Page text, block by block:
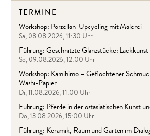
TERMINE
Workshop: Porzellan-Upcycling mit Malerei
Sa, 08.08.2026, 11:30 Uhr
Führung: Geschnitzte Glanzstücke: Lackkunst
So, 09.08.2026, 12:00 Uhr
Workshop: Kamihimo – Geflochtener
Washi-Papier
Di, 11.08.2026, 11:00 Uhr
Führung: Pferde in der ostasiatischen Kunst
Do, 13.08.2026, 15:00 Uhr
Führung: Keramik, Raum und Garten im